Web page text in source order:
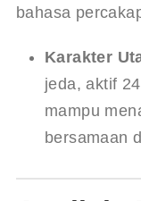
bahasa
Karakter
jeda, aktif
mampu
bersamaan